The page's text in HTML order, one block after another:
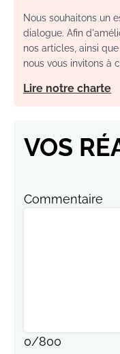
Nous souhaitons un
dialogue. Afin
nos articles, ainsi
nous vous invitons à
Lire notre charte
VOS
Commentaire
0/800